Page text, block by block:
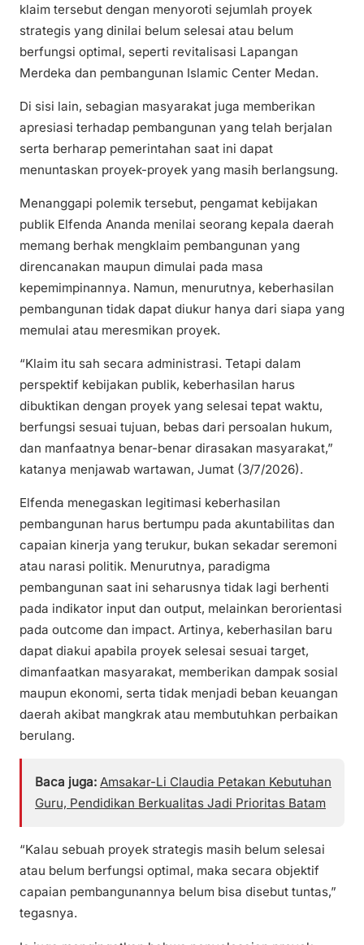
klaim tersebut dengan menyoroti sejumlah proyek
strategis yang dinilai belum selesai atau belum
berfungsi optimal, seperti revitalisasi Lapangan
Merdeka dan pembangunan Islamic Center Medan.
Di sisi lain, sebagian masyarakat juga memberikan
apresiasi terhadap pembangunan yang telah berjalan
serta berharap pemerintahan saat ini dapat
menuntaskan proyek-proyek yang masih berlangsung.
Menanggapi polemik tersebut, pengamat kebijakan
publik Elfenda Ananda menilai seorang kepala daerah
memang berhak mengklaim pembangunan yang
direncanakan maupun dimulai pada masa
kepemimpinannya. Namun, menurutnya, keberhasilan
pembangunan tidak dapat diukur hanya dari siapa yang
memulai atau meresmikan proyek.
“Klaim itu sah secara administrasi. Tetapi dalam
perspektif kebijakan publik, keberhasilan harus
dibuktikan dengan proyek yang selesai tepat waktu,
berfungsi sesuai tujuan, bebas dari persoalan hukum,
dan manfaatnya benar-benar dirasakan masyarakat,”
katanya menjawab wartawan, Jumat (3/7/2026).
Elfenda menegaskan legitimasi keberhasilan
pembangunan harus bertumpu pada akuntabilitas dan
capaian kinerja yang terukur, bukan sekadar seremoni
atau narasi politik. Menurutnya, paradigma
pembangunan saat ini seharusnya tidak lagi berhenti
pada indikator input dan output, melainkan berorientasi
pada outcome dan impact. Artinya, keberhasilan baru
dapat diakui apabila proyek selesai sesuai target,
dimanfaatkan masyarakat, memberikan dampak sosial
maupun ekonomi, serta tidak menjadi beban keuangan
daerah akibat mangkrak atau membutuhkan perbaikan
berulang.
Baca juga: Amsakar-Li Claudia Petakan Kebutuhan
Guru, Pendidikan Berkualitas Jadi Prioritas Batam
“Kalau sebuah proyek strategis masih belum selesai
atau belum berfungsi optimal, maka secara objektif
capaian pembangunannya belum bisa disebut tuntas,”
tegasnya.